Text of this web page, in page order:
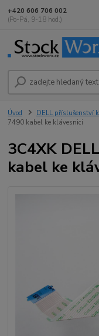
+420 606 706 002
(Po-Pá, 9-18 hod.)
Úvod DELL příslušenství
7490 kabel ke klávesnici
3C4XK
kabel ke